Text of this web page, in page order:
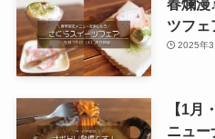
春爛漫
ツフェ
2025年3
【1月
ニュー